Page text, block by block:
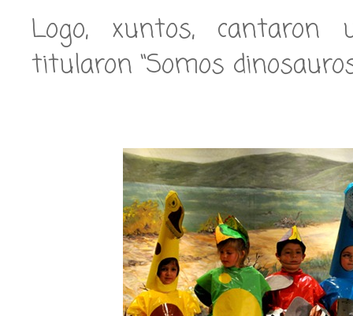
Logo, xuntos,
titularon “Somos